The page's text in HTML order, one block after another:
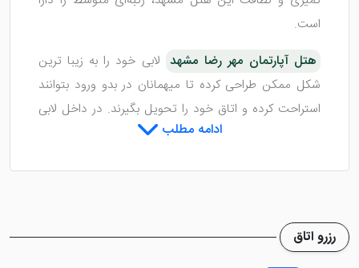
است.
هتل آپارتمان مهر رضا مشهد لابی خود را به زیبا ترین
شکل ممکن طراحی کرده تا میهمانان در بدو ورود بتوانند
استراحت کرده و اتاق خود را تحویل بگیرند. در داخل لابی
این هتل آپارتمان مشهد تلویزیون، مبلمان، نمازخانه و ...
اتاق هایی با ویوی حرم در هتل
آپارتمان مهر رضا مشهد
ادامه مطلب
رزرو اتاق